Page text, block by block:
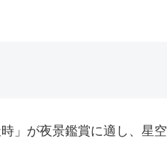
」が夜景鑑賞に適し、星空